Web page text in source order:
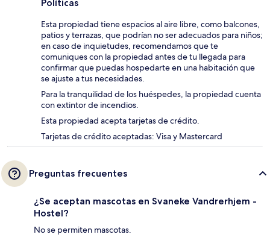
Políticas
Esta propiedad tiene espacios al aire libre, como balcones,
patios y terrazas, que podrían no ser adecuados para niños;
en caso de inquietudes, recomendamos que te
comuniques con la propiedad antes de tu llegada para
confirmar que puedas hospedarte en una habitación que
se ajuste a tus necesidades.
Para la tranquilidad de los huéspedes, la propiedad cuenta
con extintor de incendios.
Esta propiedad acepta tarjetas de crédito.
Tarjetas de crédito aceptadas: Visa y Mastercard
Preguntas frecuentes
¿Se aceptan mascotas en Svaneke Vandrerhjem -
Hostel?
No se permiten mascotas.